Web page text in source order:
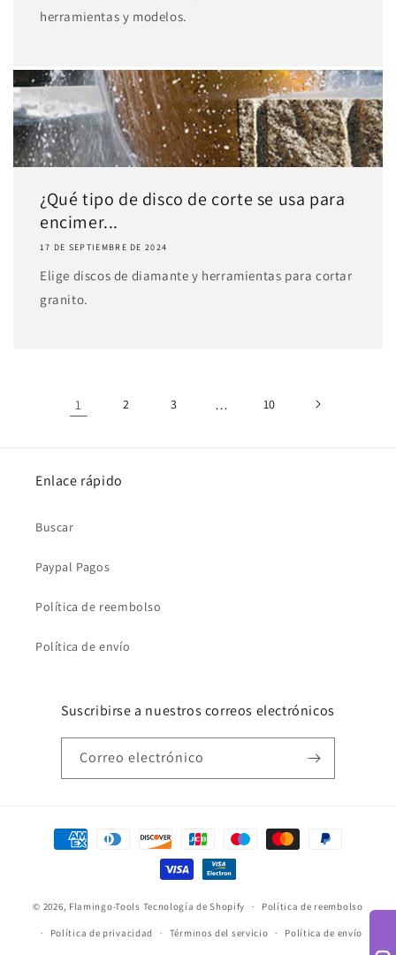
herramientas y modelos.
¿Qué tipo de disco de corte se usa para
encimer...
17 DE SEPTIEMBRE DE 2024
Elige discos de diamante y herramientas para cortar
granito.
1 2 3 … 10
Enlace rápido
Buscar
Paypal Pagos
Política de reembolso
Política de envío
Suscribirse a nuestros correos electrónicos
Correo electrónico
Formas
© 2026, Flamingo-Tools Tecnología de Shopify Política de reembolso
Política de privacidad Términos del servicio Política de envío